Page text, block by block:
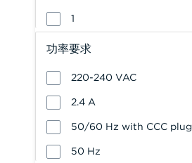
1
功率要求
220-240 VAC
2.4 A
50/60 Hz with CCC plug
50 Hz